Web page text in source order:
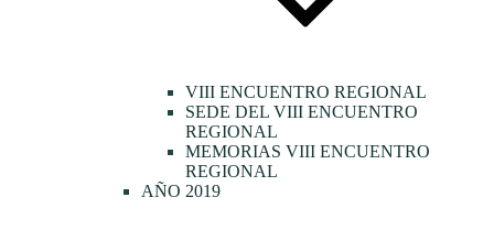
VIII ENCUENTRO REGIONAL
SEDE DEL VIII ENCUENTRO
REGIONAL
MEMORIAS VIII ENCUENTRO
REGIONAL
AÑO 2019